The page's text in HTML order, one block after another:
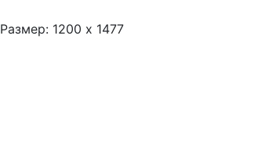
Размер: 1200 x 1477